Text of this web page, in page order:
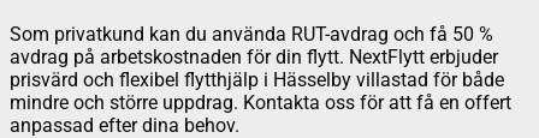
Som privatkund kan du använda RUT-avdrag och få 50 %
avdrag på arbetskostnaden för din flytt. NextFlytt erbjuder
prisvärd och flexibel flytthjälp i Hässelby villastad för både
mindre och större uppdrag. Kontakta oss för att få en offert
anpassad efter dina behov.